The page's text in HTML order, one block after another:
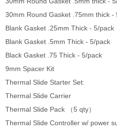
30mm Round Gasket .75mm thick -
Blank Gasket .25mm Thick - 5/pack
Blank Gasket .5mm Thick - 5/pack
Black Gasket .75 Thick - 5/pack
9mm Spacer Kit
Thermal Slide Starter Set:
Thermal Slide Carrier
Thermal Slide Pack （5 qty）
Thermal Slide Controller w/ power